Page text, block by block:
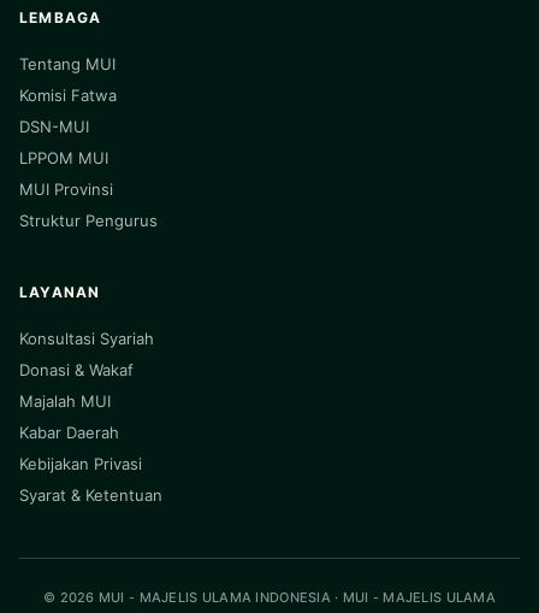
LEMBAGA
Tentang MUI
Komisi Fatwa
DSN-MUI
LPPOM MUI
MUI Provinsi
Struktur Pengurus
LAYANAN
Konsultasi Syariah
Donasi & Wakaf
Majalah MUI
Kabar Daerah
Kebijakan Privasi
Syarat & Ketentuan
© 2026 MUI - MAJELIS ULAMA INDONESIA · MUI - MAJELIS ULAMA